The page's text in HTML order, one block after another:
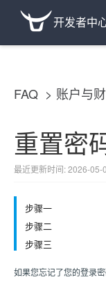
开发者中
FAQ 账户与
重置密
最近更新时间: 2026-05-
步骤一
步骤二
步骤三
如果您忘记了您的登录